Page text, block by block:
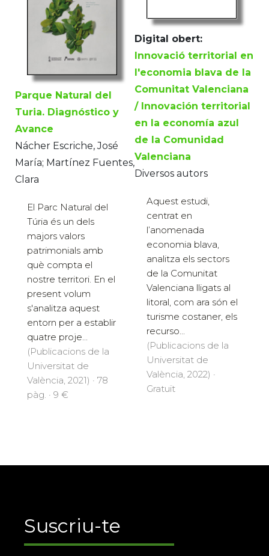
Parque Natural del
Turia. Diagnóstico y
Avance
Nácher Escriche, José
María; Martínez Fuentes,
Clara
El Parc Natural del
Túria és un dels
majors valors
patrimonials amb
què compta el
nostre territori. En el
present volum
s'analitza aquest
entorn per a establir
quatre proje...
(Publicacions de la
Universitat de
València, 2021) · 78
pàg. · 9 €
Digital obert:
Innovació territorial en
l'economia blava de la
Comunitat Valenciana
/ Innovación territorial
en la economía azul
de la Comunidad
Valenciana
Diversos autors
Aquest estudi,
centrat en
l’anomenada
economia blava,
analitza els sectors
de la Comunitat
Valenciana lligats al
litoral, com ara són el
turisme costaner, els
recurso...
(Publicacions de la
Universitat de
València, 2022) ·
Gratuït
Suscriu-te